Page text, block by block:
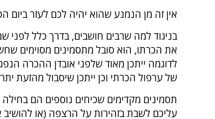
אין זה מן הנמנע שהוא יהיה לכם לעזר ביום
בניגוד למה שרבים חושבים, בדרך כלל לפני
את הכרתו, הוא סובל מתסמינים מסוימים
לדוגמה ייתכן מאוד שלפני אובדן ההכרה
של ערפול הכרתי וכן ייתכן שיסבול מהזעת
תסמינים מקדימים שכיחים נוספים הם
עליכם לשבת בזהירות על הרצפה (או